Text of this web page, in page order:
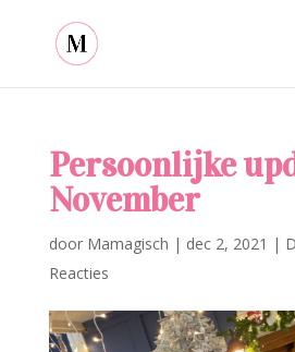
Persoonlijke
November
door Mamagisch | dec 2, 2021 |
Reacties